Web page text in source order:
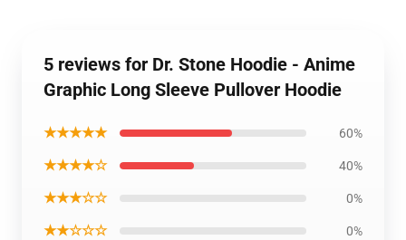
5 reviews for Dr. Stone Hoodie - Anime
Graphic Long Sleeve Pullover Hoodie
★★★★★ 60%
★★★★☆ 40%
★★★☆☆ 0%
★★☆☆☆ 0%